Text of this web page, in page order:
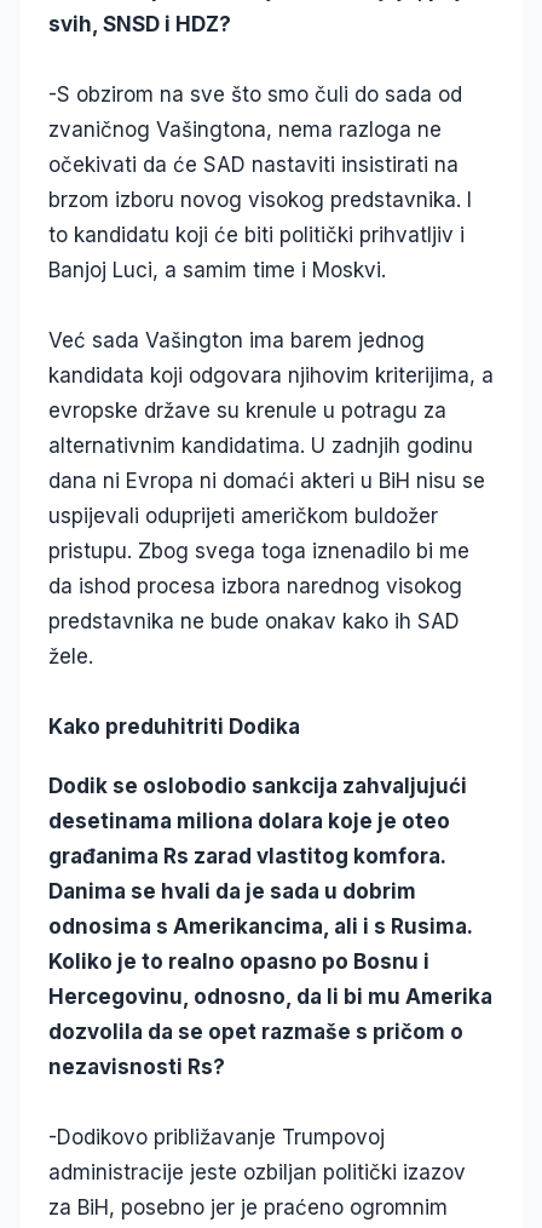
svih, SNSD i HDZ?
-S obzirom na sve što smo čuli do sada od
zvaničnog Vašingtona, nema razloga ne
očekivati da će SAD nastaviti insistirati na
brzom izboru novog visokog predstavnika. I
to kandidatu koji će biti politički prihvatljiv i
Banjoj Luci, a samim time i Moskvi.
Već sada Vašington ima barem jednog
kandidata koji odgovara njihovim kriterijima, a
evropske države su krenule u potragu za
alternativnim kandidatima. U zadnjih godinu
dana ni Evropa ni domaći akteri u BiH nisu se
uspijevali oduprijeti američkom buldožer
pristupu. Zbog svega toga iznenadilo bi me
da ishod procesa izbora narednog visokog
predstavnika ne bude onakav kako ih SAD
žele.
Kako preduhitriti Dodika
Dodik se oslobodio sankcija zahvaljujući
desetinama miliona dolara koje je oteo
građanima Rs zarad vlastitog komfora.
Danima se hvali da je sada u dobrim
odnosima s Amerikancima, ali i s Rusima.
Koliko je to realno opasno po Bosnu i
Hercegovinu, odnosno, da li bi mu Amerika
dozvolila da se opet razmaše s pričom o
nezavisnosti Rs?
-Dodikovo približavanje Trumpovoj
administracije jeste ozbiljan politički izazov
za BiH, posebno jer je praćeno ogromnim